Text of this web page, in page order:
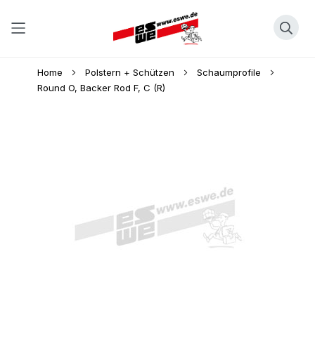
Home Polstern + Schützen
Schaumprofile
Round O, Backer Rod F, C (R)